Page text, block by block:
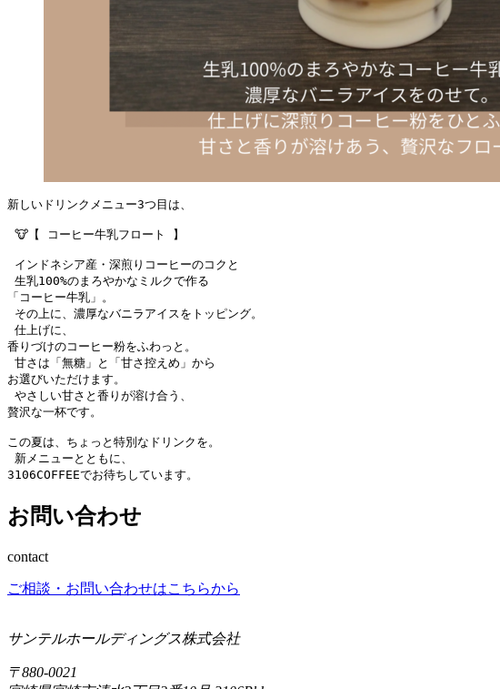
新しいドリンクメニュー3つ目は、
🐮【 コーヒー牛乳フロート 】
インドネシア産・深煎りコーヒーのコクと
生乳100%のまろやかなミルクで作る
「コーヒー牛乳」。
その上に、濃厚なバニラアイスをトッピング。
仕上げに、
香りづけのコーヒー粉をふわっと。
甘さは「無糖」と「甘さ控えめ」から
お選びいただけます。
やさしい甘さと香りが溶け合う、
贅沢な一杯です。
この夏は、ちょっと特別なドリンクを。
新メニューとともに、
3106COFFEEでお待ちしています。
お問い合わせ
contact
ご相談・お問い合わせはこちらから
サンテルホールディングス株式会社
〒880-0021